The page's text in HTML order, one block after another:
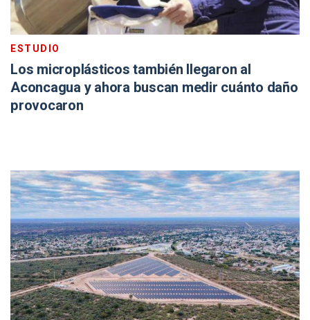
ESTUDIO
Los microplásticos también llegaron al
Aconcagua y ahora buscan medir cuánto daño
provocaron